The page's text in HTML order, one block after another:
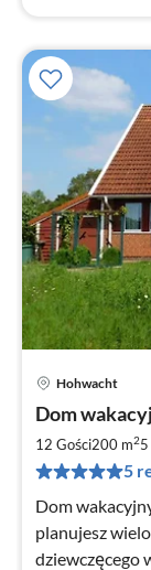
Hohwacht
Dom
12 Gości200 m25
5
Dom
planujesz
dziewczęcego